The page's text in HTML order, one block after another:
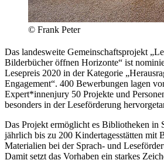
© Frank Peter
Das landesweite Gemeinschaftsprojekt
Bilderbücher öffnen Horizonte“ ist
Lesepreis 2020 in der Kategorie
Engagement“. 400 Bewerbungen lagen
Expert*innenjury 50 Projekte und
besonders in der Leseförderung
Das Projekt ermöglicht es Bibliotheken in
jährlich bis zu 200 Kindertagesstätten mit
Materialien bei der Sprach- und
Damit setzt das Vorhaben ein starkes